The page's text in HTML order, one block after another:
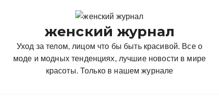
женский журнал
Уход за телом, лицом что бы быть красивой. Все о
моде и модных тенденциях, лучшие новости в мире
красоты. Только в нашем журнале